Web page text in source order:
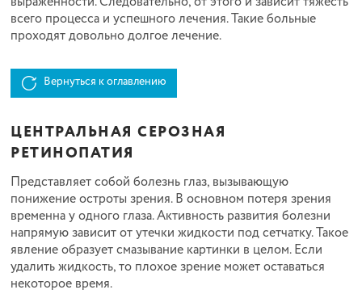
всего процесса и успешного лечения. Такие больные
проходят довольно долгое лечение.
Вернуться к оглавлению
ЦЕНТРАЛЬНАЯ СЕРОЗНАЯ
РЕТИНОПАТИЯ
Представляет собой болезнь глаз, вызывающую
понижение остроты зрения. В основном потеря зрения
временна у одного глаза. Активность развития болезни
напрямую зависит от утечки жидкости под сетчатку. Такое
явление образует смазывание картинки в целом. Если
удалить жидкость, то плохое зрение может оставаться
некоторое время.